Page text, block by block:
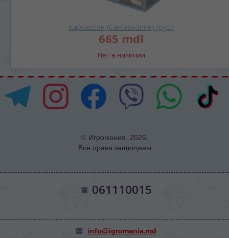
Каркассон (Carcassonne) (рус.)
665 mdl
Нет в наличии
© Игромания, 2026.
Все права защищены
061110015
info@igromania.md